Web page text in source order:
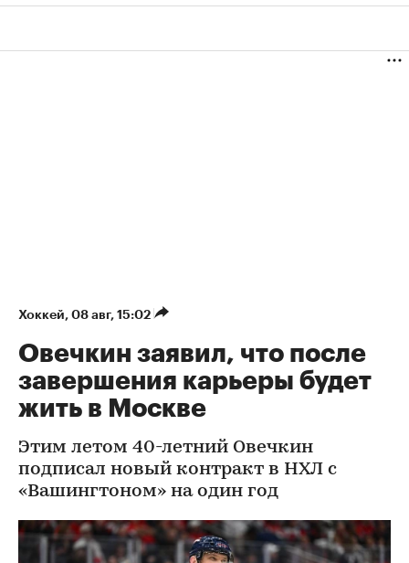
Хоккей 08 авг, 15:02
Овечкин заявил, что после
завершения карьеры будет
жить в Москве
Этим летом 40-летний Овечкин
подписал новый контракт в НХЛ с
«Вашингтоном» на один год